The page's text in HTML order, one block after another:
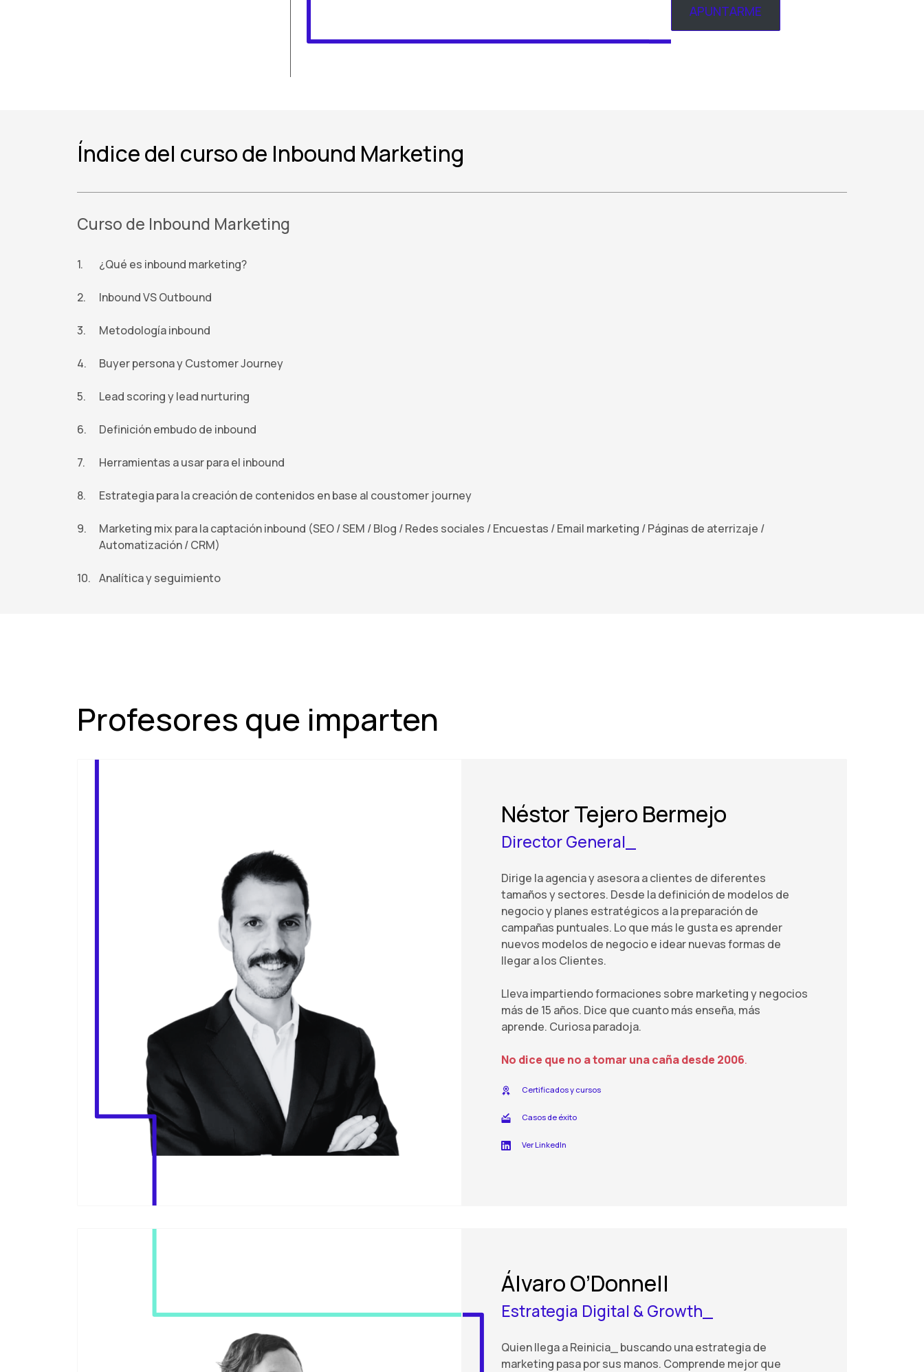
APUNTARME
Índice del curso de Inbound Marketing
Curso de Inbound Marketing
¿Qué es inbound marketing?
Inbound VS Outbound
Metodología inbound
Buyer persona y Customer Journey
Lead scoring y lead nurturing
Definición embudo de inbound
Herramientas a usar para el inbound
Estrategia para la creación de contenidos en base al coustomer journey
Marketing mix para la captación inbound (SEO / SEM / Blog / Redes sociales / Encuestas / Email marketing / Páginas de aterrizaje /
Automatización / CRM)
Analítica y seguimiento
Profesores que imparten
Néstor Tejero Bermejo
Director General_
Dirige la agencia y asesora a clientes de diferentes
tamaños y sectores. Desde la definición de modelos de
negocio y planes estratégicos a la preparación de
campañas puntuales. Lo que más le gusta es aprender
nuevos modelos de negocio e idear nuevas formas de
llegar a los Clientes.
Lleva impartiendo formaciones sobre marketing y negocios
más de 15 años. Dice que cuanto más enseña, más
aprende. Curiosa paradoja.
No dice que no a tomar una caña desde 2006.
Certificados y cursos
Casos de éxito
Ver LinkedIn
Álvaro O’Donnell
Estrategia Digital & Growth_
Quien llega a Reinicia_ buscando una estrategia de
marketing pasa por sus manos. Comprende mejor que